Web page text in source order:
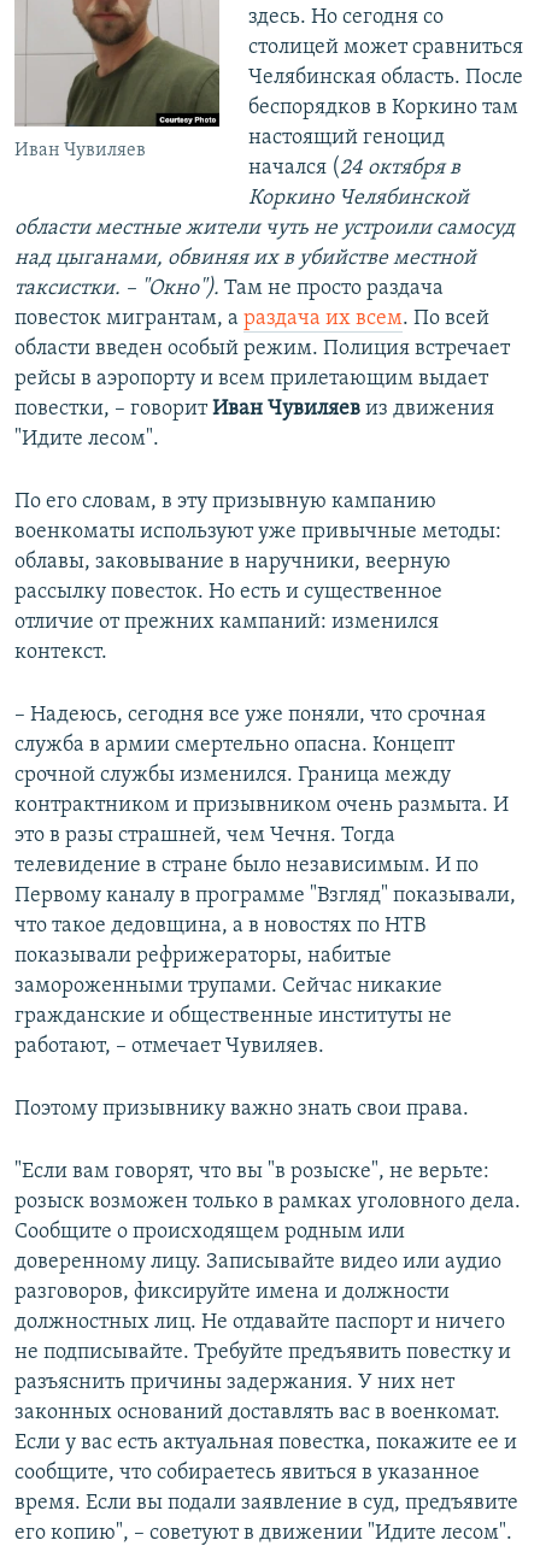
Иван Чувиляев
здесь. Но сегодня со
столицей может сравниться
Челябинская область. После
беспорядков в Коркино там
настоящий геноцид
начался (24 октября в
Коркино Челябинской
области местные жители чуть не устроили самосуд
над цыганами, обвиняя их в убийстве местной
таксистки. – "Окно"). Там не просто раздача
повесток мигрантам, а раздача их всем. По всей
области введен особый режим. Полиция встречает
рейсы в аэропорту и всем прилетающим выдает
повестки, – говоритИван Чувиляев из движения
"Идите лесом".
По его словам, в эту призывную кампанию
военкоматы используют уже привычные методы:
облавы, заковывание в наручники, веерную
рассылку повесток. Но есть и существенное
отличие от прежних кампаний: изменился
контекст.
– Надеюсь, сегодня все уже поняли, что срочная
служба в армии смертельно опасна. Концепт
срочной службы изменился. Граница между
контрактником и призывником очень размыта. И
это в разы страшней, чем Чечня. Тогда
телевидение в стране было независимым. И по
Первому каналу в программе "Взгляд" показывали,
что такое дедовщина, а в новостях по НТВ
показывали рефрижераторы, набитые
замороженными трупами. Сейчас никакие
гражданские и общественные институты не
работают, – отмечает Чувиляев.
Поэтому призывнику важно знать свои права.
"Если вам говорят, что вы "в розыске", не верьте:
розыск возможен только в рамках уголовного дела.
Сообщите о происходящем родным или
доверенному лицу. Записывайте видео или аудио
разговоров, фиксируйте имена и должности
должностных лиц. Не отдавайте паспорт и ничего
не подписывайте. Требуйте предъявить повестку и
разъяснить причины задержания. У них нет
законных оснований доставлять вас в военкомат.
Если у вас есть актуальная повестка, покажите ее и
сообщите, что собираетесь явиться в указанное
время. Если вы подали заявление в суд, предъявите
его копию", – советуют в движении "Идите лесом".